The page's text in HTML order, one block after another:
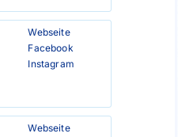
Webseite
Facebook
Instagram
Webseite